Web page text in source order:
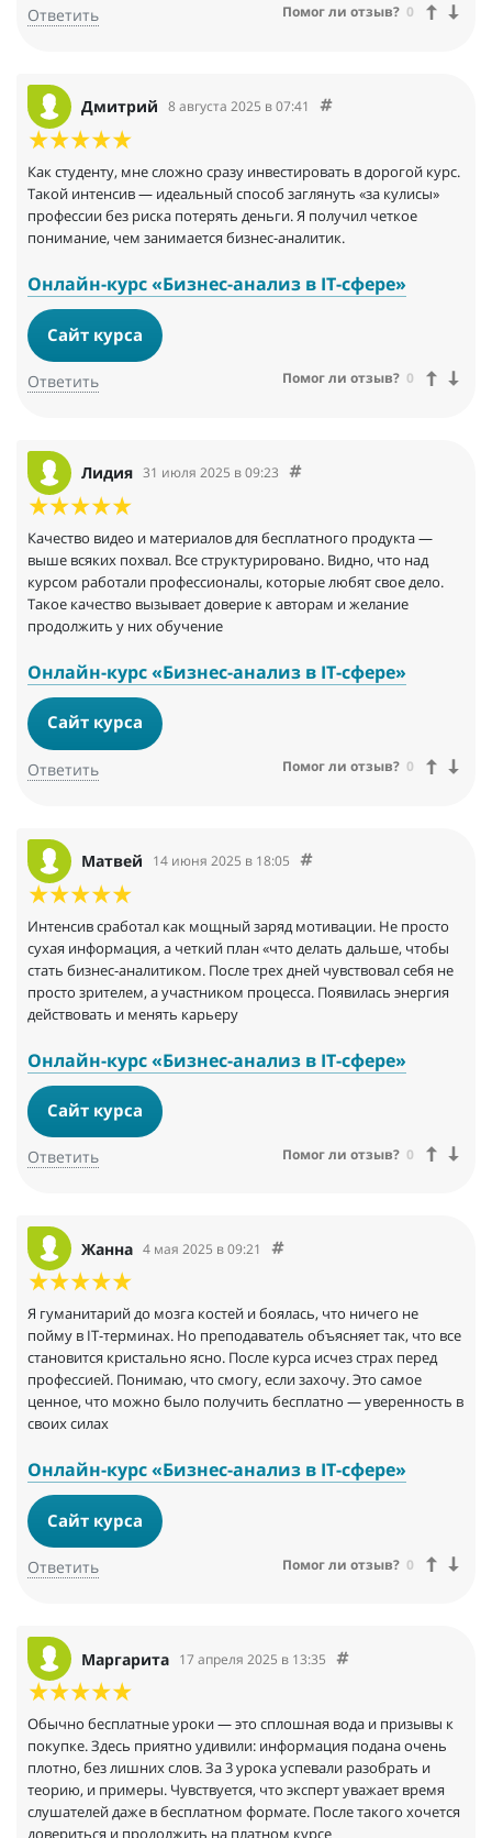
Ответить Помог ли отзыв? 0
Дмитрий 8 августа 2025 в 07:41
Как студенту, мне сложно сразу инвестировать в дорогой курс.
Такой интенсив — идеальный способ заглянуть «за кулисы»
профессии без риска потерять деньги. Я получил четкое
понимание, чем занимается бизнес-аналитик.
Онлайн-курс «Бизнес-анализ в IT-сфере»
Сайт курса
Ответить Помог ли отзыв? 0
Лидия 31 июля 2025 в 09:23
Качество видео и материалов для бесплатного продукта —
выше всяких похвал. Все структурировано. Видно, что над
курсом работали профессионалы, которые любят свое дело.
Такое качество вызывает доверие к авторам и желание
продолжить у них обучение
Онлайн-курс «Бизнес-анализ в IT-сфере»
Сайт курса
Ответить Помог ли отзыв? 0
Матвей 14 июня 2025 в 18:05
Интенсив сработал как мощный заряд мотивации. Не просто
сухая информация, а четкий план «что делать дальше, чтобы
стать бизнес-аналитиком. После трех дней чувствовал себя не
просто зрителем, а участником процесса. Появилась энергия
действовать и менять карьеру
Онлайн-курс «Бизнес-анализ в IT-сфере»
Сайт курса
Ответить Помог ли отзыв? 0
Жанна 4 мая 2025 в 09:21
Я гуманитарий до мозга костей и боялась, что ничего не
пойму в IT-терминах. Но преподаватель объясняет так, что все
становится кристально ясно. После курса исчез страх перед
профессией. Понимаю, что смогу, если захочу. Это самое
ценное, что можно было получить бесплатно — уверенность в
своих силах
Онлайн-курс «Бизнес-анализ в IT-сфере»
Сайт курса
Ответить Помог ли отзыв? 0
Маргарита 17 апреля 2025 в 13:35
Обычно бесплатные уроки — это сплошная вода и призывы к
покупке. Здесь приятно удивили: информация подана очень
плотно, без лишних слов. За 3 урока успевали разобрать и
теорию, и примеры. Чувствуется, что эксперт уважает время
слушателей даже в бесплатном формате. После такого хочется
довериться и продолжить на платном курсе